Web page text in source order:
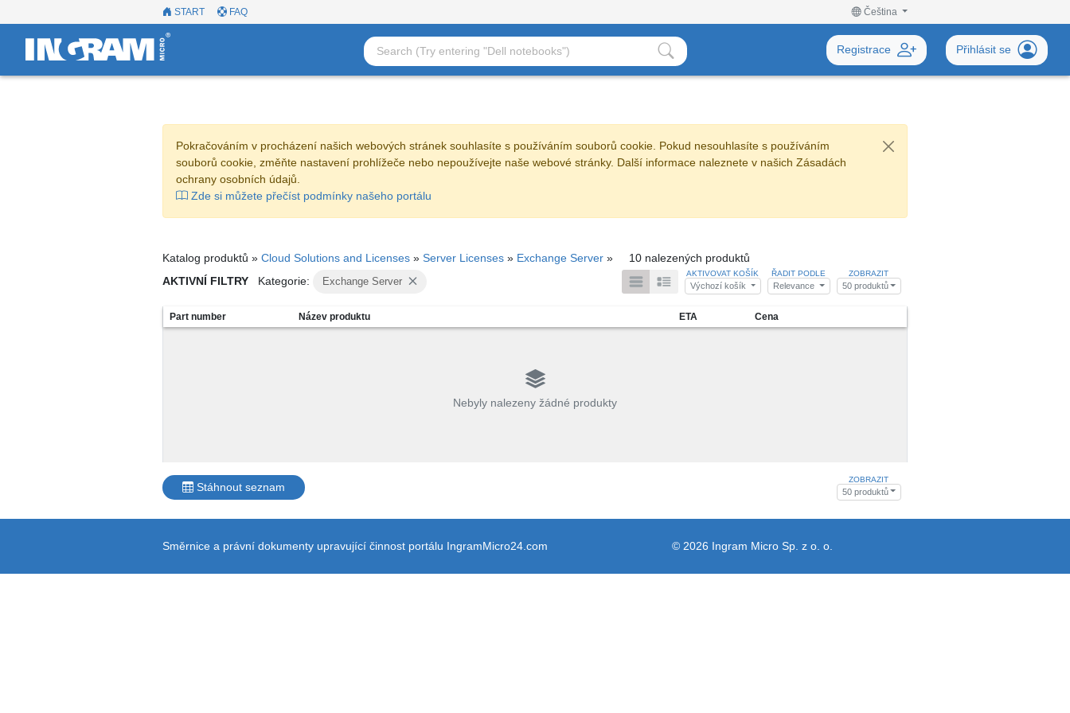
START FAQ Čeština
Registrace Přihlásit se
Pokračováním v procházení našich webových stránek souhlasíte s používáním souborů cookie. Pokud nesouhlasíte s používáním
souborů cookie, změňte nastavení prohlížeče nebo nepoužívejte naše webové stránky. Další informace naleznete v našich Zásadách
ochrany osobních údajů.
Zde si můžete přečíst podmínky našeho portálu
Katalog produktů » Cloud Solutions and Licenses » Server Licenses » Exchange Server »
10 nalezených produktů
AKTIVNÍ FILTRY
Kategorie: Exchange Server
AKTIVOVAT KOŠÍK
Výchozí košík
ŘADIT PODLE
Relevance
ZOBRAZIT
50 produktů
Part number Název produktu ETA Cena
Nebyly nalezeny žádné produkty
Stáhnout seznam
ZOBRAZIT
50 produktů
Směrnice a právní dokumenty upravující činnost portálu IngramMicro24.com © 2026 Ingram Micro Sp. z o. o.